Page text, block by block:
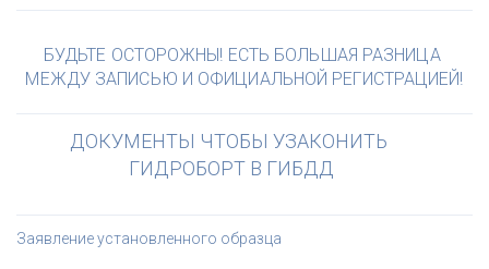
БУДЬТЕ ОСТОРОЖНЫ! ЕСТЬ БОЛЬШАЯ РАЗНИЦА
МЕЖДУ ЗАПИСЬЮ И ОФИЦИАЛЬНОЙ РЕГИСТРАЦИЕЙ!
ДОКУМЕНТЫ ЧТОБЫ УЗАКОНИТЬ
ГИДРОБОРТ В ГИБДД
Заявление установленного образца